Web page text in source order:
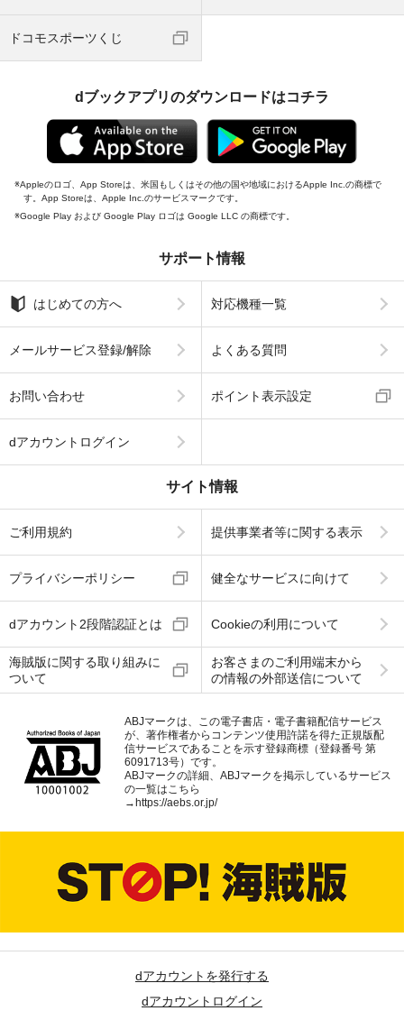
ドコモスポーツくじ
dブックアプリのダウンロードはコチラ
Appleのロゴ、App Storeは、米国もしくはその他の国や地域におけるApple Inc.の商標で
す。App Storeは、Apple Inc.のサービスマークです。
Google Play および Google Play ロゴは Google LLC の商標です。
サポート情報
はじめての方へ 対応機種一覧
メールサービス登録/解除 よくある質問
お問い合わせ ポイント表示設定
dアカウントログイン
サイト情報
ご利用規約 提供事業者等に関する表示
プライバシーポリシー 健全なサービスに向けて
dアカウント2段階認証とは Cookieの利用について
海賊版に関する取り組みに
ついて
お客さまのご利用端末から
の情報の外部送信について
ABJマークは、この電子書店・電子書籍配信サービス
が、著作権者からコンテンツ使用許諾を得た正規版配
信サービスであることを示す登録商標（登録番号 第
6091713号）です。
ABJマークの詳細、ABJマークを掲示しているサービス
の一覧はこちら
→ https://aebs.or.jp/
dアカウントを発行する
dアカウントログイン